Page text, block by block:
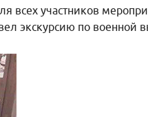
всех участников
экскурсию по военной